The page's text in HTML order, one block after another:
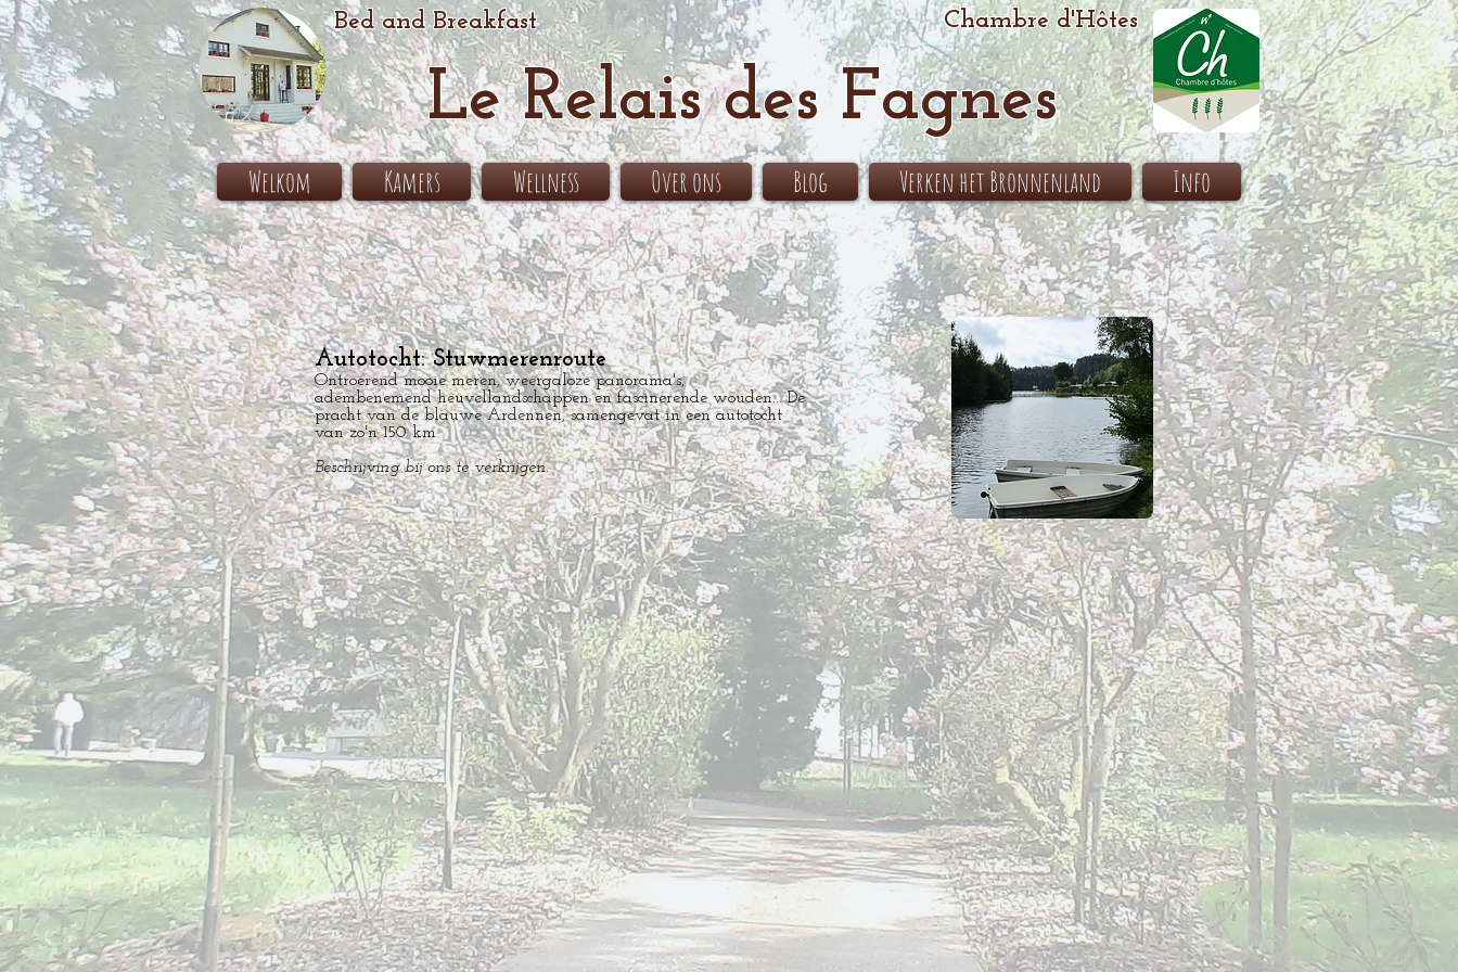
Chambre d'Hôtes
Bed and Breakfast
Le Relais des Fagnes
Welkom Kamers Wellness Over ons Blog Verken het Bronnenland
Info
<<
Autotocht: Stuwmerenroute
Ontroerend mooie meren, weergaloze panorama's,
adembenemend heuvellandschappen en fascinerende wouden... De
pracht van de blauwe Ardennen, samengevat in een autotocht
van zo'n 150 km
Beschrijving bij ons te verkrijgen.
>>